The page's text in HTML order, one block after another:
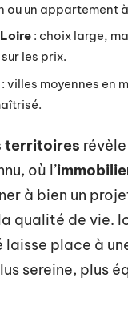
ou un appartement
: choix large,
les prix.
: villes moyennes en
territoires
où l’
à bien un
qualité de vie.
laisse place à
sereine, plus